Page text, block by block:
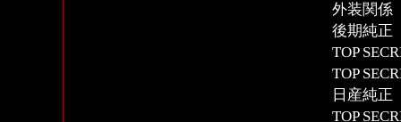
外装関係
後期純正
TOP
TOP
日産純
TOP